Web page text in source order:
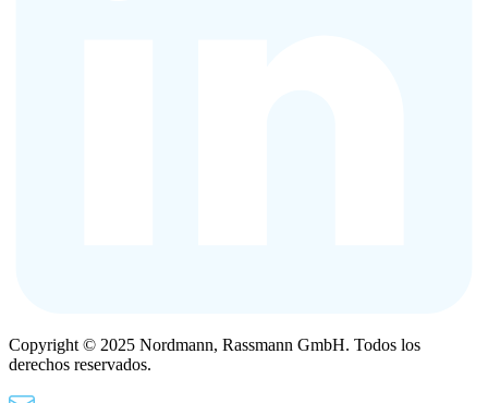
Copyright © 2025 Nordmann, Rassmann GmbH. Todos los
derechos reservados.